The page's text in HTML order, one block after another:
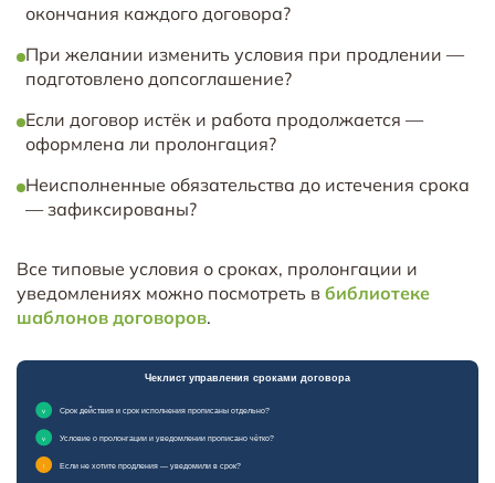
окончания каждого договора?
При желании изменить условия при продлении —
подготовлено допсоглашение?
Если договор истёк и работа продолжается —
оформлена ли пролонгация?
Неисполненные обязательства до истечения срока
— зафиксированы?
Все типовые условия о сроках, пролонгации и
уведомлениях можно посмотреть в библиотеке
шаблонов договоров.